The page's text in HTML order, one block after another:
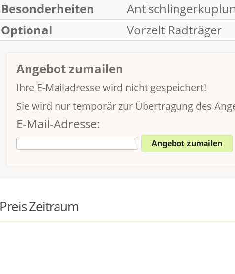
Besonderheiten
Optional
Vorzelt Radträger
Angebot zumailen
Ihre E-Mailadresse wird nicht gespeichert!
Sie wird nur temporär zur Übertragung des
E-Mail-Adresse:
Preis Zeitraum